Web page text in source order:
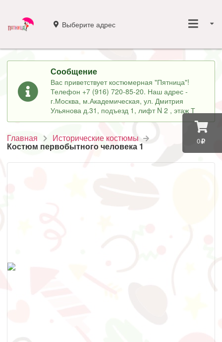
0
Выберите адрес
Сообщение
Вас приветствует костюмерная "Пятница"!
Телефон +7 (916) 720-85-20. Наш адрес -
г.Москва, м.Академическая, ул. Дмитрия
Ульянова д.31, подъезд 1, лифт N 2 , этаж Т
Главная Исторические костюмы
Костюм первобытного человека 1